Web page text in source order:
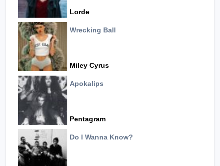
Lorde
Wrecking Ball
Miley Cyrus
Apokalips
Pentagram
Do I Wanna Know?